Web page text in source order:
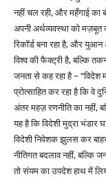
नहीं चल रही, और महँगाई का
अपनी अर्थव्यवस्था को मज़बूत
रिकॉर्ड बना रहा है, और
विश्व की फैक्ट्री है, बल्कि
जनता से कह रहा है –
प्रोत्साहित कर रहा है कि वे
अंतर महज़ रणनीति का नहीं,
यह है कि विदेशी मुद्रा भंडार
विदेशी निवेशक झुलस कर
नीतिगत बदलाव नहीं, बल्कि
तो संयम का उपदेश हाथ में